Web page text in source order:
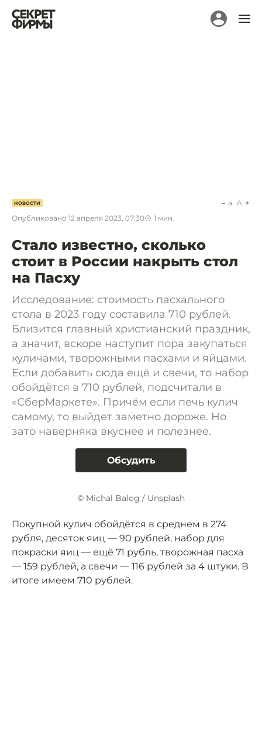
НОВОСТИ
Опубликовано 12 апреля 2023, 07:30 1 мин.
a A
Стало известно, сколько
стоит в России накрыть стол
на Пасху
Исследование: стоимость пасхального
стола в 2023 году составила 710 рублей.
Близится главный христианский праздник,
а значит, вскоре наступит пора закупаться
куличами, творожными пасхами и яйцами.
Если добавить сюда ещё и свечи, то набор
обойдётся в 710 рублей, подсчитали в
«СберМаркете». Причём если печь кулич
самому, то выйдет заметно дороже. Но
зато наверняка вкуснее и полезнее.
Обсудить
© Michal Balog / Unsplash
Покупной кулич обойдётся в среднем в 274
рубля, десяток яиц — 90 рублей, набор для
покраски яиц — ещё 71 рубль, творожная пасха
— 159 рублей, а свечи — 116 рублей за 4 штуки. В
итоге имеем 710 рублей.